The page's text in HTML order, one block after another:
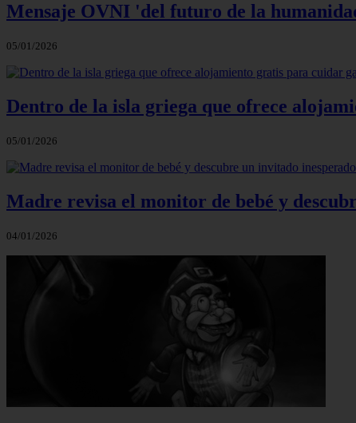
Mensaje OVNI 'del futuro de la
05/01/2026
Dentro de la isla griega que ofrece
05/01/2026
Madre revisa el monitor de bebé y
04/01/2026